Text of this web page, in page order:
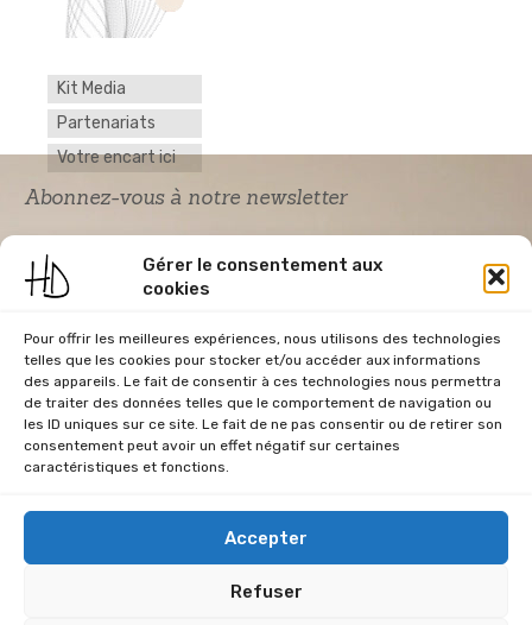
Gérer le consentement aux
cookies
Pour offrir les meilleures expériences, nous utilisons des technologies
telles que les cookies pour stocker et/ou accéder aux informations
des appareils. Le fait de consentir à ces technologies nous permettra
de traiter des données telles que le comportement de navigation ou
les ID uniques sur ce site. Le fait de ne pas consentir ou de retirer son
consentement peut avoir un effet négatif sur certaines
caractéristiques et fonctions.
Accepter
Refuser
Kit Media
Partenariats
Votre encart ici
Abonnez-vous à notre newsletter
Acceptation RGPD
*
J'accepte la politique de confidentialité du
site Home & Déco